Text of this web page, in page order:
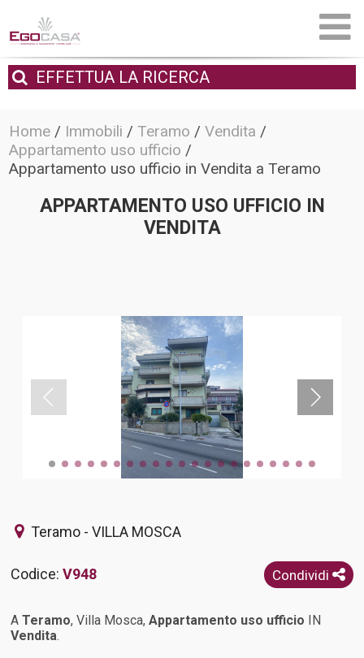
EFFETTUA LA RICERCA
Home / Immobili /Teramo /Vendita /
Appartamento uso ufficio /
Appartamento uso ufficio in Vendita a Teramo
APPARTAMENTO USO UFFICIO IN
VENDITA
Teramo - VILLA MOSCA
Condividi
Codice:V948
ATeramo, Villa Mosca,Appartamento uso ufficio IN
Vendita.